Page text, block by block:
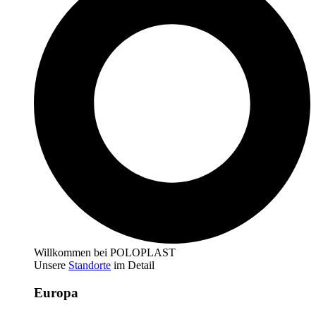
Willkommen bei POLOPLAST
Unsere Standorte im Detail
Europa